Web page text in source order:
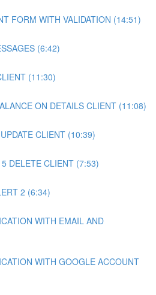
FORM WITH VALIDATION (14:51)
(6:42)
(11:30)
ON DETAILS CLIENT (11:08)
CLIENT (10:39)
DELETE CLIENT (7:53)
2 (6:34)
WITH EMAIL AND
WITH GOOGLE ACCOUNT